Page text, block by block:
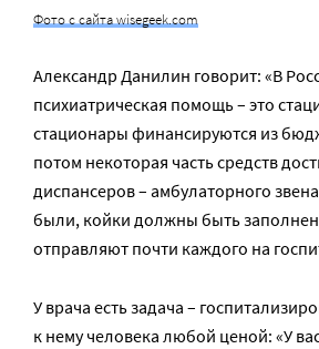
Фото с сайта wisegeek.com
Александр Данилин говорит: «В
психиатрическая помощь – это
стационары финансируются из
потом некоторая часть средств
диспансеров – амбулаторного
были, койки должны быть
отправляют почти каждого на
У врача есть задача –
к нему человека любой ценой: «У